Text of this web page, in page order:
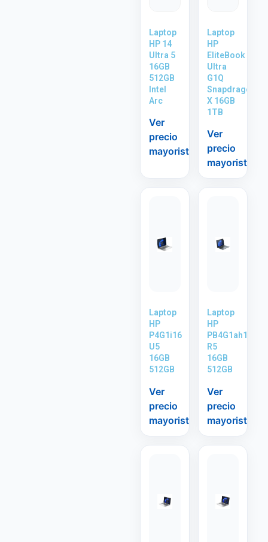
Laptop
HP 14
Ultra 5
16GB
512GB
Intel
Arc
Ver
precio
mayorista
Laptop
HP
EliteBook
Ultra
G1Q
Snapdragon
X 16GB
1TB
Ver
precio
mayorista
Laptop
HP
P4G1i16
U5
16GB
512GB
Ver
precio
mayorista
Laptop
HP
PB4G1ah16
R5
16GB
512GB
Ver
precio
mayorista